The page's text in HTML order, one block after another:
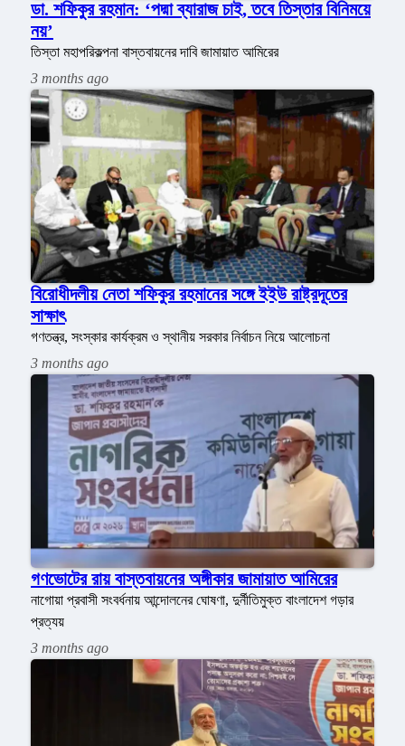
ডা. শফিকুর রহমান: ‘পদ্মা ব্যারাজ চাই, তবে তিস্তার বিনিময়ে
নয়’
তিস্তা মহাপরিকল্পনা বাস্তবায়নের দাবি জামায়াত আমিরের
3 months ago
বিরোধীদলীয় নেতা শফিকুর রহমানের সঙ্গে ইইউ রাষ্ট্রদূতের
সাক্ষাৎ
গণতন্ত্র, সংস্কার কার্যক্রম ও স্থানীয় সরকার নির্বাচন নিয়ে আলোচনা
3 months ago
গণভোটের রায় বাস্তবায়নের অঙ্গীকার জামায়াত আমিরের
নাগোয়া প্রবাসী সংবর্ধনায় আন্দোলনের ঘোষণা, দুর্নীতিমুক্ত বাংলাদেশ গড়ার
প্রত্যয়
3 months ago